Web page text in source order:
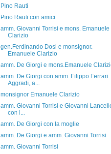
Pino Rauti
Pino Rauti con amici
amm. Giovanni Torrisi e mons. Emanuele
Clarizio
gen.Ferdinando Dosi e monsignor.
Emanuele Clarizio
amm. De Giorgi e mons.Emanuele
amm. De Giorgi con amm. Filippo Ferrari
Aggradi, a...
monsignor Emanuele Clarizio
amm. Giovanni Torrisi e Giovanni
con l...
amm. De Giorgi con la moglie
amm. De Giorgi e amm. Giovanni Torrisi
amm. Giovanni Torrisi